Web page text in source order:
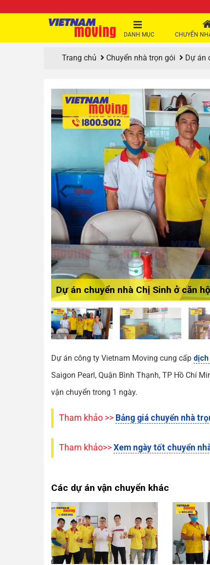
CHUYỂN
DANH MỤC
Trang chủ Chuyển nhà trọn gói Dự án
Dự án chuyển nhà Chị Sinh ở căn
Dự án công ty Vietnam Moving cung cấp
Saigon Pearl, Quận Bình Thạnh, TP Hồ Chí
vận chuyển trong 1 ngày.
Tham khảo >> Bảng giá chuyển nhà
Tham khảo>> Xem ngày tốt chuyển
Các dự án vận chuyển khác